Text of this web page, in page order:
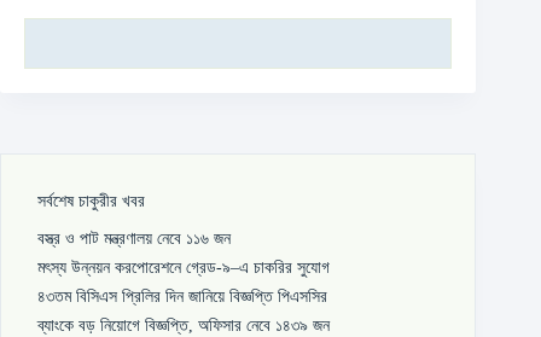
সর্বশেষ চাকুরীর খবর
বস্ত্র ও পাট মন্ত্রণালয় নেবে ১১৬ জন
মৎস্য উন্নয়ন করপোরেশনে গ্রেড-৯–এ চাকরির সুযোগ
৪৩তম বিসিএস প্রিলির দিন জানিয়ে বিজ্ঞপ্তি পিএসসির
ব্যাংকে বড় নিয়োগে বিজ্ঞপ্তি, অফিসার নেবে ১৪৩৯ জন